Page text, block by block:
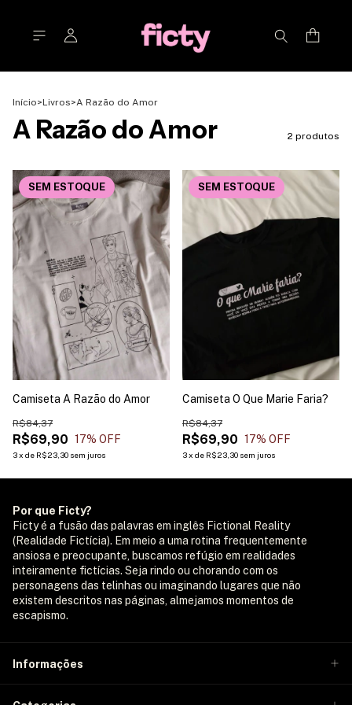
Início>Livros>A Razão do Amor
A Razão do Amor 2 produtos
SEM ESTOQUE
Camiseta A Razão do Amor
R$69,90
R$84,37
17% OFF
3x de R$23,30 sem juros
SEM ESTOQUE
Camiseta O Que Marie Faria?
R$69,90
R$84,37
17% OFF
3x de R$23,30 sem juros
Por que Ficty?
Ficty é a fusão das palavras em inglês Fictional Reality
(Realidade Fictícia). Em meio a uma rotina frequentemente
ansiosa e preocupante, buscamos refúgio em realidades
inteiramente fictícias. Seja rindo ou chorando com os
personagens das telinhas ou imaginando lugares que não
existem descritos nas páginas, almejamos momentos de
escapismo.
Informações